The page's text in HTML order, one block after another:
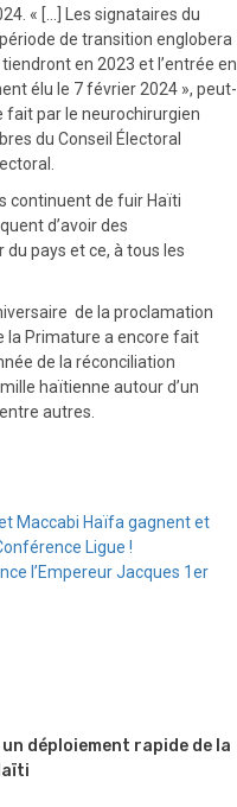
« […] Les signataires du
de transition englobera
en 2023 et l’entrée en
élu le 7 février 2024 », peut-
fait par le neurochirurgien
du Conseil Électoral
continuent de fuir Haïti
d’avoir des
du pays et ce, à tous les
de la proclamation
la Primature a encore fait
de la réconciliation
haïtienne autour d’un
autres.
Maccabi Haïfa gagnent et
Ligue !
l’Empereur Jacques 1er
déploiement rapide de la